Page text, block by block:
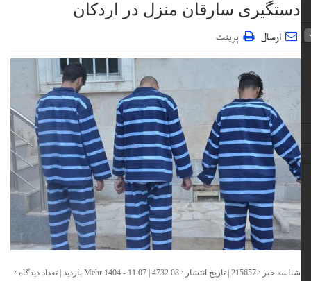
دستگیری سارقان منزل در اردکان
ارسال پرینت
شناسه خبر : 215657 | تاریخ انتشار : 08 Mehr 1404 - 11:07 | 4732 بازدید | تعداد دیدگاه :